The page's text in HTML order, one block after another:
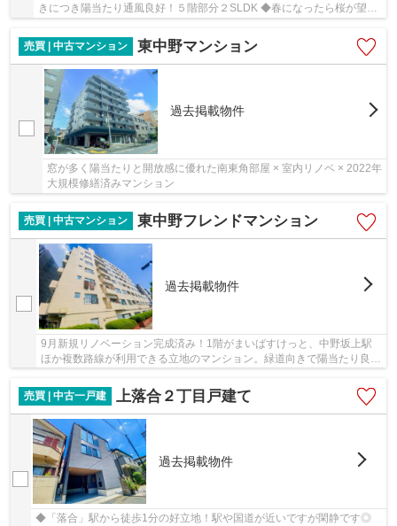
きにつき陽当たり通風良好！５階部分２SLDK ◆春になったら桜が望め
る神田川が近隣に有り。
売買 | 中古マンション
東中野マンション
過去掲載物件
窓が多く陽当たりと開放感に優れた南東角部屋 × 室内リノベ × 2022年
大規模修繕済みマンション
売買 | 中古マンション 東中野フレンドマンション
過去掲載物件
9月新規リノベーション完成済み！1階がまいばすけっと、中野坂上駅
ほか複数路線が利用できる立地のマンション。緑道向きで陽当たり良好
売買 | 中古一戸建
上落合２丁目戸建て
過去掲載物件
◆「落合」駅から徒歩1分の好立地！駅や国道が近いですが閑静です◎